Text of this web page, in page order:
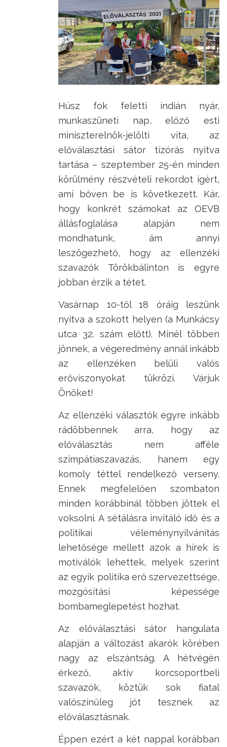
Húsz fok feletti indián nyár,
munkaszüneti nap, előző esti
miniszterelnök-jelölti vita, az
előválasztási sátor tízórás nyitva
tartása – szeptember 25-én minden
körülmény részvételi rekordot igért,
ami bőven be is következett. Kár,
hogy konkrét számokat az OEVB
állásfoglalása alapján nem
mondhatunk, ám annyi
leszögezhető, hogy az ellenzéki
szavazók Törökbálinton is egyre
jobban érzik a tétet.
Vasárnap 10-től 18 óráig leszünk
nyitva a szokott helyen (a Munkácsy
utca 32. szám előtt). Minél többen
jönnek, a végeredmény annál inkább
az ellenzéken belüli valós
erőviszonyokat tükrözi. Várjuk
Önöket!
Az ellenzéki választók egyre inkább
rádöbbennek arra, hogy az
előválasztás nem afféle
szimpátiaszavazás, hanem egy
komoly téttel rendelkező verseny.
Ennek megfelelően szombaton
minden korábbinál többen jöttek el
voksolni. A sétálásra invitáló idő és a
politikai véleménynyilvánítás
lehetősége mellett azok a hírek is
motiválók lehettek, melyek szerint
az egyik politika erő szervezettsége,
mozgósítási képessége
bombameglepetést hozhat.
Az előválasztási sátor hangulata
alapján a változást akarók körében
nagy az elszántság. A hétvégén
érkező, aktív korcsoportbeli
szavazók, köztük sok fiatal
valószínűleg jót tesznek az
előválasztásnak.
Éppen ezért a két nappal korábban